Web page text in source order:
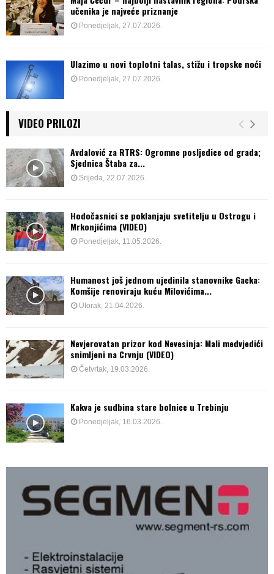
učenika je najveće priznanje
Ponedjeljak, 27.07.2026.
Ulazimo u novi toplotni talas, stižu i tropske noći
Ponedjeljak, 27.07.2026.
VIDEO PRILOZI
Avdalović za RTRS: Ogromne posljedice od grada;
Sjednica Štaba za...
Srijeda, 22.07.2026.
Hodočasnici se poklanjaju svetitelju u Ostrogu i
Mrkonjićima (VIDEO)
Ponedjeljak, 11.05.2026.
Humanost još jednom ujedinila stanovnike Gacka:
Komšije renoviraju kuću Milovićima...
Utorak, 21.04.2026.
Nevjerovatan prizor kod Nevesinja: Mali medvjedići
snimljeni na Crvnju (VIDEO)
Četvrtak, 19.03.2026.
Kakva je sudbina stare bolnice u Trebinju
Ponedjeljak, 16.03.2026.